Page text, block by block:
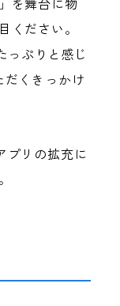
を舞台に物
ください。
っぷりと感じ
だくきっかけ
プリの拡充に